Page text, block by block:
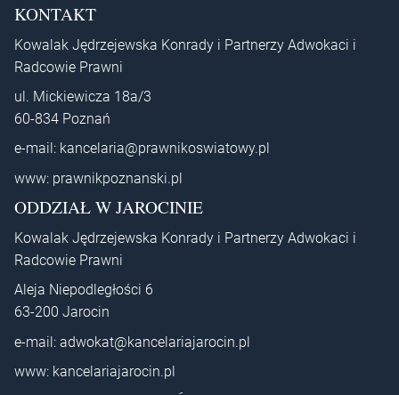
KONTAKT
Kowalak Jędrzejewska Konrady i Partnerzy Adwokaci i
Radcowie Prawni
ul. Mickiewicza 18a/3
60-834 Poznań
e-mail: kancelaria@prawnikoswiatowy.pl
www: prawnikpoznanski.pl
ODDZIAŁ W JAROCINIE
Kowalak Jędrzejewska Konrady i Partnerzy Adwokaci i
Radcowie Prawni
Aleja Niepodległości 6
63-200 Jarocin
e-mail: adwokat@kancelariajarocin.pl
www: kancelariajarocin.pl